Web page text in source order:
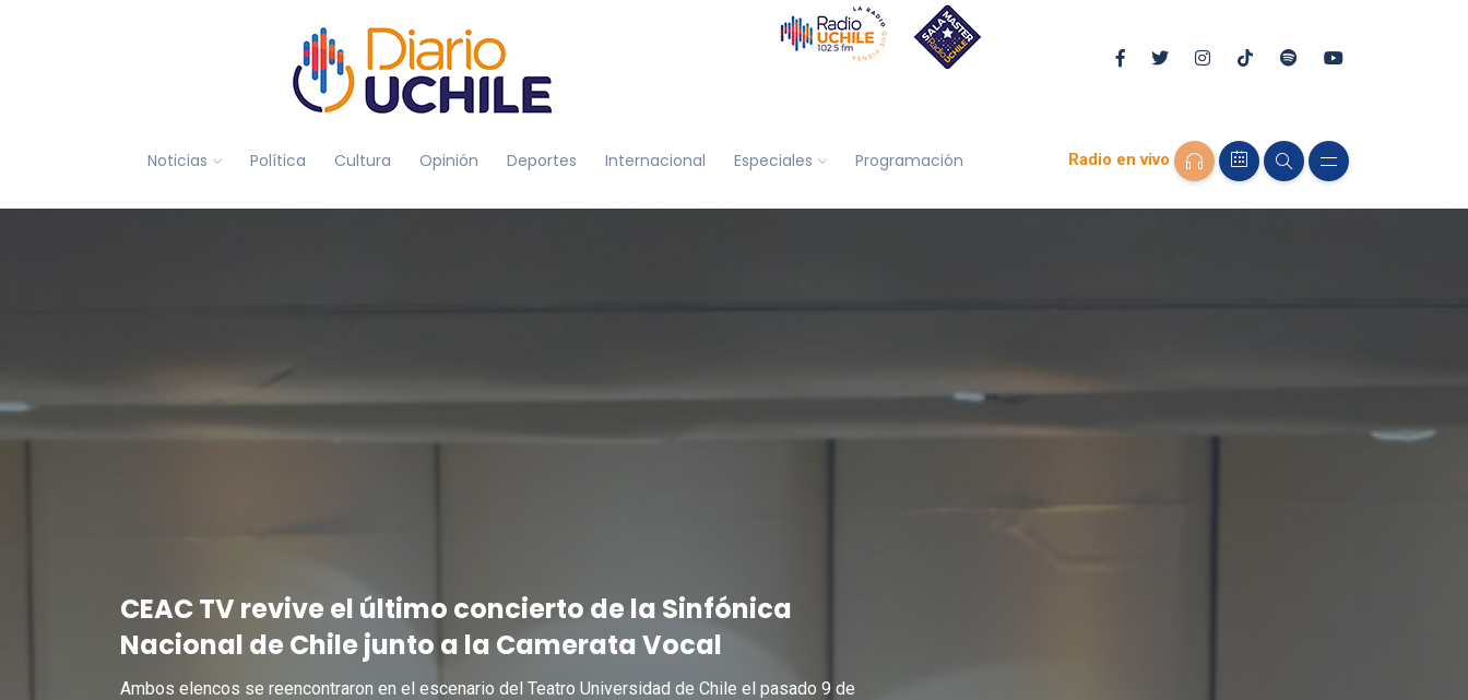
Noticias Política Cultura Opinión Deportes Internacional Especiales Programación Radio en vivo
CEAC TV revive el último concierto de la Sinfónica
Nacional de Chile junto a la Camerata Vocal
Ambos elencos se reencontraron en el escenario del Teatro Universidad de Chile el pasado 9 de